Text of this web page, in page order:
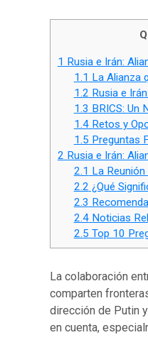
1 Rusia e Irán:
1.1 La Alianza
1.2 Rusia e
1.3 BRICS: Un
1.4Retos y
1.5 Preguntas
2 Rusia e Irán:
2.1 La
2.2 ¿Qué
2.3
2.4Noticias
2.5 Top 10
La colaboración
comparten
dirección de Putin
en cuenta,